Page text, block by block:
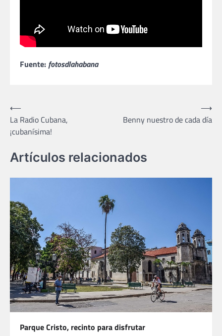
Fuente: fotosdlahabana
Navegación
de
entradas
⟵
La Radio Cubana,
¡cubanísima!
Benny nuestro de cada día
⟶
Artículos relacionados
Parque Cristo, recinto para disfrutar